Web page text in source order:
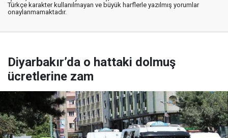
Türkçe karakter kullanılmayan ve büyük harflerle yazılmış yorumlar
onaylanmamaktadır.
Diyarbakır’da o hattaki dolmuş
ücretlerine zam